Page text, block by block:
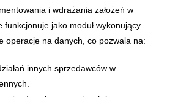
i wdrażania założeń w
funkcjonuje jako moduł wykonujący
operacje na danych, co pozwala na:
innych sprzedawców w